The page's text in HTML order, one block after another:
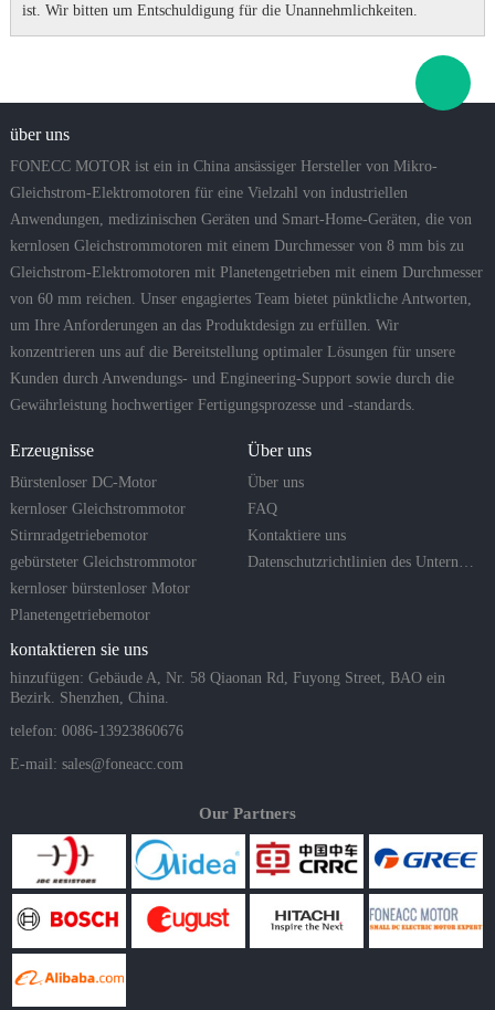
ist. Wir bitten um Entschuldigung für die Unannehmlichkeiten.
über uns
FONECC MOTOR ist ein in China ansässiger Hersteller von Mikro-
Gleichstrom-Elektromotoren für eine Vielzahl von industriellen
Anwendungen, medizinischen Geräten und Smart-Home-Geräten, die von
kernlosen Gleichstrommotoren mit einem Durchmesser von 8 mm bis zu
Gleichstrom-Elektromotoren mit Planetengetrieben mit einem Durchmesser
von 60 mm reichen. Unser engagiertes Team bietet pünktliche Antworten,
um Ihre Anforderungen an das Produktdesign zu erfüllen. Wir
konzentrieren uns auf die Bereitstellung optimaler Lösungen für unsere
Kunden durch Anwendungs- und Engineering-Support sowie durch die
Gewährleistung hochwertiger Fertigungsprozesse und -standards.
Erzeugnisse
Bürstenloser DC-Motor
kernloser Gleichstrommotor
Stirnradgetriebemotor
gebürsteter Gleichstrommotor
kernloser bürstenloser Motor
Planetengetriebemotor
Über uns
Über uns
FAQ
Kontaktiere uns
Datenschutzrichtlinien des Unternehmens
kontaktieren sie uns
hinzufügen: Gebäude A, Nr. 58 Qiaonan Rd, Fuyong Street, BAO ein
Bezirk. Shenzhen, China.
telefon: 0086-13923860676
E-mail: sales@foneacc.com
Our Partners